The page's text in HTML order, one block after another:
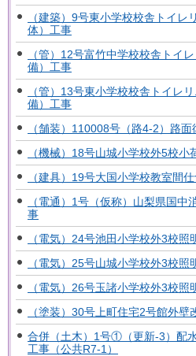
（建築）9号東小学校校舎トイ
体）工事
（管）12号富竹中学校校舎トイ
備）工事
（管）13号東小学校校舎トイレ
備）工事
（舗装）110008号（路4-2）路面
（機械）18号山城小学校外5校
（建具）19号大国小学校教室間
（電通）1号（仮称）山梨県国中
事
（電気）24号池田小学校外3校照
（電気）25号山城小学校外3校照
（電気）26号玉諸小学校外3校照
（塗装）30号上町住宅2号館外壁
合併（土木）1号①（更新-3）配
工事（公共R7-1）